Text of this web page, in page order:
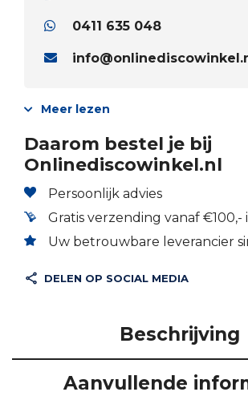
0411 635 048
Meer lezen
Daarom bestel je bij
Onlinediscowinkel.nl
Persoonlijk advies
Gratis verzending vanaf €100,-
Uw betrouwbare leverancier
DELEN OP SOCIAL MEDIA
Beschrijving
Aanvullende